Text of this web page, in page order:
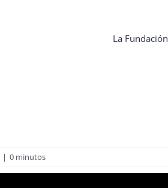
La Fundación
| 0 minutos